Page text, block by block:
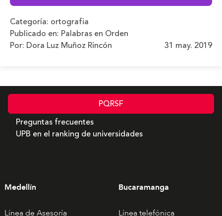
Categoría: ortografia
Publicado en: Palabras en Orden
Por: Dora Luz Muñoz Rincón
31 may. 2019
PQRSF
Preguntas frecuentes
UPB en el ranking de universidades
Medellín
Línea de Asesoría
Bucaramanga
Línea telefónica